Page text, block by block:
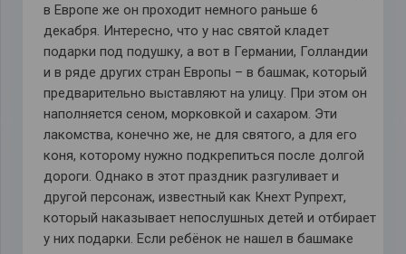
в Европе же он проходит немного раньше 6
декабря. Интересно, что у нас святой кладет
подарки под подушку, а вот в Германии, Голландии
и в ряде других стран Европы – в башмак, который
предварительно выставляют на улицу. При этом он
наполняется сеном, морковкой и сахаром. Эти
лакомства, конечно же, не для святого, а для его
коня, которому нужно подкрепиться после долгой
дороги. Однако в этот праздник разгуливает и
другой персонаж, известный как Кнехт Рупрехт,
который наказывает непослушных детей и отбирает
у них подарки. Если ребёнок не нашел в башмаке